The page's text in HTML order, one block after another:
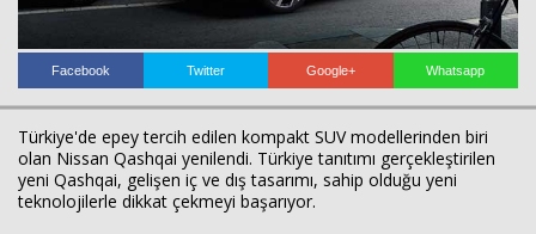
Facebook Twitter Google+ Whatsapp
Türkiye'de epey tercih edilen kompakt SUV modellerinden biri
olan Nissan Qashqai yenilendi. Türkiye tanıtımı gerçekleştirilen
yeni Qashqai, gelişen iç ve dış tasarımı, sahip olduğu yeni
teknolojilerle dikkat çekmeyi başarıyor.